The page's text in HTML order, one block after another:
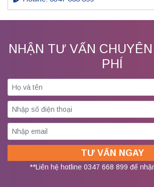
NHẬN TƯ VẤN
PHÍ
**Liên hệ hotline 0347 668 899 để